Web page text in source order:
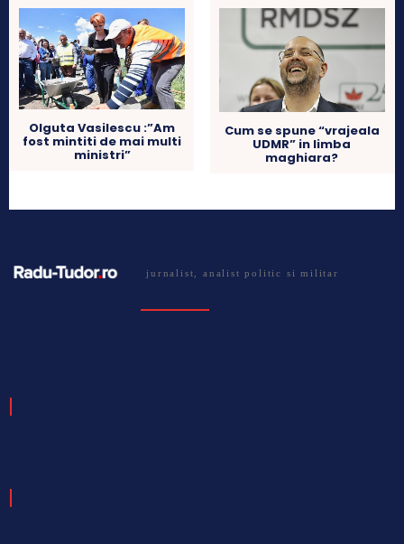
Olguta Vasilescu :”Am
fost mintiti de mai multi
ministri”
Cum se spune “vrajeala
UDMR” in limba
maghiara?
jurnalist, analist politic si militar